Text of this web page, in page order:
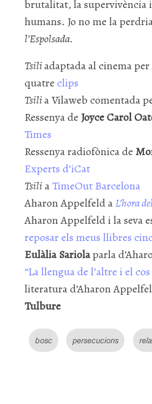
brutalitat, la supervivència i
humans. Jo no me la
l’Espolsada.
Tsiliadaptada al cinema per
quatre clips
Tsilia Vilaweb comentada
Ressenya de Joyce Carol
Times
Ressenya radiofònica de
Experts d’iCat
TsiliaTimeOut Barcelona
Aharon Appelfeld a L’hora
Aharon Appelfeld i la seva
reposar els meus llibres
Eulàlia Sariolaparla
“La llengua de l’altre i el
literatura d’Aharon
Tulbure
bosc persecucions